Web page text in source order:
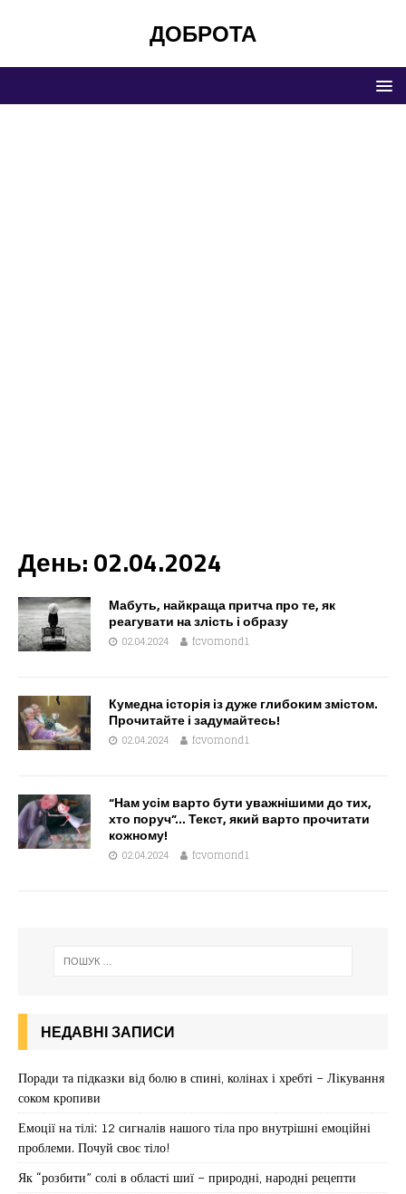
ДОБРОТА
День:02.04.2024
Мабуть, найкраща притча про те, як
реагувати на злість і образу
02.04.2024 fcvomond1
Кумедна історія із дуже глибоким змістом.
Прочитайте і задумайтесь!
02.04.2024 fcvomond1
“Нам усім варто бути уважнішими до тих,
хто поруч”… Текст, який варто прочитати
кожному!
02.04.2024 fcvomond1
НЕДАВНІ ЗАПИСИ
Поради та підказки від болю в спині, колінах і хребті – Лікування
соком кропиви
Емоції на тілі: 12 сигналів нашого тіла про внутрішні емоційні
проблеми. Почуй своє тіло!
Як “розбити” солі в області шиї – природні, народні рецепти